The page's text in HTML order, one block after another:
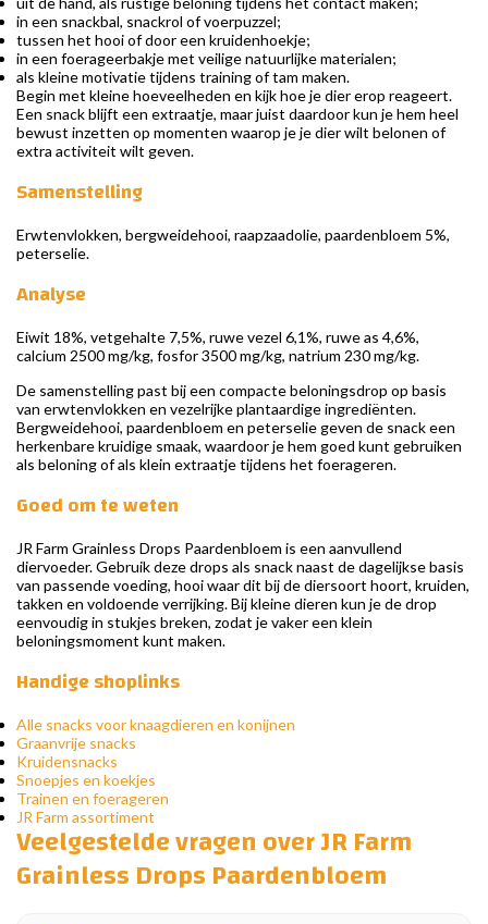
in een snackbal, snackrol of voerpuzzel;
tussen het hooi of door een kruidenhoekje;
in een foerageerbakje met veilige natuurlijke materialen;
als kleine motivatie tijdens training of tam maken.
Begin met kleine hoeveelheden en kijk hoe je dier erop reageert.
Een snack blijft een extraatje, maar juist daardoor kun je hem heel
bewust inzetten op momenten waarop je je dier wilt belonen of
extra activiteit wilt geven.
Samenstelling
Erwtenvlokken, bergweidehooi, raapzaadolie, paardenbloem 5%,
peterselie.
Analyse
Eiwit 18%, vetgehalte 7,5%, ruwe vezel 6,1%, ruwe as 4,6%,
calcium 2500 mg/kg, fosfor 3500 mg/kg, natrium 230 mg/kg.
De samenstelling past bij een compacte beloningsdrop op basis
van erwtenvlokken en vezelrijke plantaardige ingrediënten.
Bergweidehooi, paardenbloem en peterselie geven de snack een
herkenbare kruidige smaak, waardoor je hem goed kunt gebruiken
als beloning of als klein extraatje tijdens het foerageren.
Goed om te weten
JR Farm Grainless Drops Paardenbloem is een aanvullend
diervoeder. Gebruik deze drops als snack naast de dagelijkse basis
van passende voeding, hooi waar dit bij de diersoort hoort, kruiden,
takken en voldoende verrijking. Bij kleine dieren kun je de drop
eenvoudig in stukjes breken, zodat je vaker een klein
beloningsmoment kunt maken.
Handige shoplinks
Alle snacks voor knaagdieren en konijnen
Graanvrije snacks
Kruidensnacks
Snoepjes en koekjes
Trainen en foerageren
JR Farm assortiment
Veelgestelde vragen over JR Farm
Grainless Drops Paardenbloem